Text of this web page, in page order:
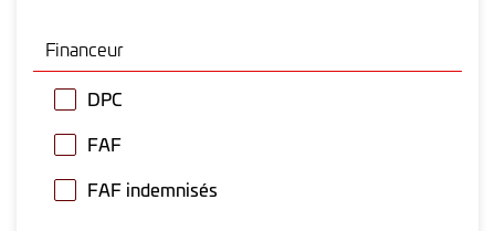
Financeur
DPC
FAF
FAF indemnisés